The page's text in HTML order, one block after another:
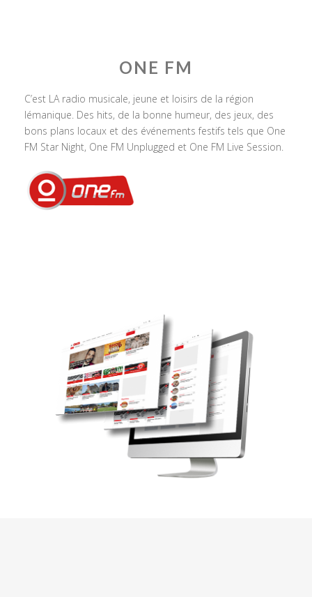
ONE FM
C’est LA radio musicale, jeune et loisirs de la région
lémanique. Des hits, de la bonne humeur, des jeux, des
bons plans locaux et des événements festifs tels que One
FM Star Night, One FM Unplugged et One FM Live Session.